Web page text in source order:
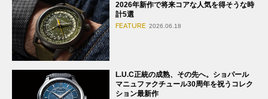
2026年新作で将来コアな人気を得そうな時
計5選
FEATURE 2026.06.18
L.U.C正統の成熟、その先へ。ショパール
マニュファクチュール30周年を祝うコレク
ション最新作